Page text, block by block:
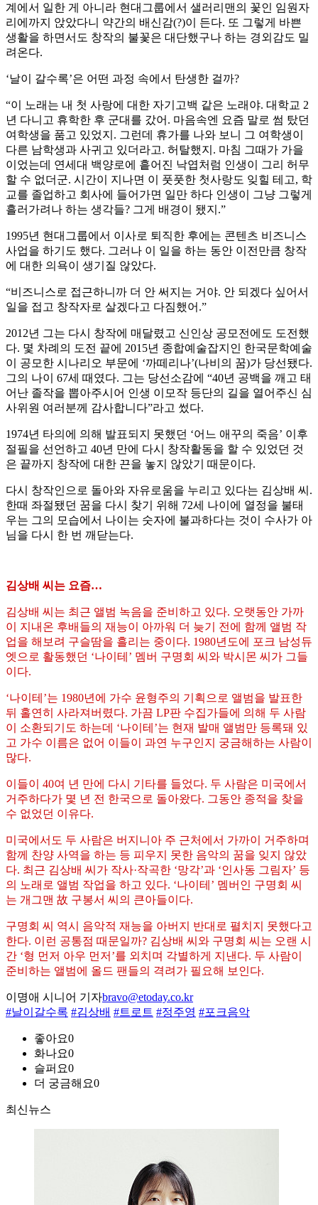
계에서 일한 게 아니라 현대그룹에서 샐러리맨의 꽃인 임원자
리에까지 앉았다니 약간의 배신감(?)이 든다. 또 그렇게 바쁜
생활을 하면서도 창작의 불꽃은 대단했구나 하는 경외감도 밀
려온다.
‘날이 갈수록’은 어떤 과정 속에서 탄생한 걸까?
“이 노래는 내 첫 사랑에 대한 자기고백 같은 노래야. 대학교 2
년 다니고 휴학한 후 군대를 갔어. 마음속엔 요즘 말로 썸 탔던
여학생을 품고 있었지. 그런데 휴가를 나와 보니 그 여학생이
다른 남학생과 사귀고 있더라고. 허탈했지. 마침 그때가 가을
이었는데 연세대 백양로에 흩어진 낙엽처럼 인생이 그리 허무
할 수 없더군. 시간이 지나면 이 풋풋한 첫사랑도 잊힐 테고, 학
교를 졸업하고 회사에 들어가면 일만 하다 인생이 그냥 그렇게
흘러가려나 하는 생각들? 그게 배경이 됐지.”
1995년 현대그룹에서 이사로 퇴직한 후에는 콘텐츠 비즈니스
사업을 하기도 했다. 그러나 이 일을 하는 동안 이전만큼 창작
에 대한 의욕이 생기질 않았다.
“비즈니스로 접근하니까 더 안 써지는 거야. 안 되겠다 싶어서
일을 접고 창작자로 살겠다고 다짐했어.”
2012년 그는 다시 창작에 매달렸고 신인상 공모전에도 도전했
다. 몇 차례의 도전 끝에 2015년 종합예술잡지인 한국문학예술
이 공모한 시나리오 부문에 ‘까떼리나’(나비의 꿈)가 당선됐다.
그의 나이 67세 때였다. 그는 당선소감에 “40년 공백을 깨고 태
어난 졸작을 뽑아주시어 인생 이모작 등단의 길을 열어주신 심
사위원 여러분께 감사합니다”라고 썼다.
1974년 타의에 의해 발표되지 못했던 ‘어느 애꾸의 죽음’ 이후
절필을 선언하고 40년 만에 다시 창작활동을 할 수 있었던 것
은 끝까지 창작에 대한 끈을 놓지 않았기 때문이다.
다시 창작인으로 돌아와 자유로움을 누리고 있다는 김상배 씨.
한때 좌절됐던 꿈을 다시 찾기 위해 72세 나이에 열정을 불태
우는 그의 모습에서 나이는 숫자에 불과하다는 것이 수사가 아
님을 다시 한 번 깨닫는다.
김상배 씨는 요즘…
김상배 씨는 최근 앨범 녹음을 준비하고 있다. 오랫동안 가까
이 지내온 후배들의 재능이 아까워 더 늦기 전에 함께 앨범 작
업을 해보려 구슬땀을 흘리는 중이다. 1980년도에 포크 남성듀
엣으로 활동했던 ‘나이테’ 멤버 구명회 씨와 박시몬 씨가 그들
이다.
‘나이테’는 1980년에 가수 윤형주의 기획으로 앨범을 발표한
뒤 홀연히 사라져버렸다. 가끔 LP판 수집가들에 의해 두 사람
이 소환되기도 하는데 ‘나이테’는 현재 발매 앨범만 등록돼 있
고 가수 이름은 없어 이들이 과연 누구인지 궁금해하는 사람이
많다.
이들이 40여 년 만에 다시 기타를 들었다. 두 사람은 미국에서
거주하다가 몇 년 전 한국으로 돌아왔다. 그동안 종적을 찾을
수 없었던 이유다.
미국에서도 두 사람은 버지니아 주 근처에서 가까이 거주하며
함께 찬양 사역을 하는 등 피우지 못한 음악의 꿈을 잊지 않았
다. 최근 김상배 씨가 작사·작곡한 ‘망각’과 ‘인사동 그림자’ 등
의 노래로 앨범 작업을 하고 있다. ‘나이테’ 멤버인 구명회 씨
는 개그맨 故 구봉서 씨의 큰아들이다.
구명회 씨 역시 음악적 재능을 아버지 반대로 펼치지 못했다고
한다. 이런 공통점 때문일까? 김상배 씨와 구명회 씨는 오랜 시
간 ‘형 먼저 아우 먼저’를 외치며 각별하게 지낸다. 두 사람이
준비하는 앨범에 올드 팬들의 격려가 필요해 보인다.
이명애 시니어 기자bravo@etoday.co.kr
#날이갈수록 #김상배 #트로트 #정주영 #포크음악
좋아요0
화나요0
슬퍼요0
더 궁금해요0
최신뉴스